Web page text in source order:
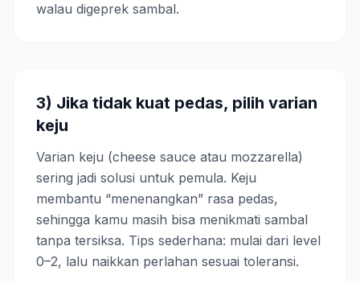
walau digeprek sambal.
3) Jika tidak kuat pedas, pilih varian
keju
Varian keju (cheese sauce atau mozzarella)
sering jadi solusi untuk pemula. Keju
membantu “menenangkan” rasa pedas,
sehingga kamu masih bisa menikmati sambal
tanpa tersiksa. Tips sederhana: mulai dari level
0–2, lalu naikkan perlahan sesuai toleransi.